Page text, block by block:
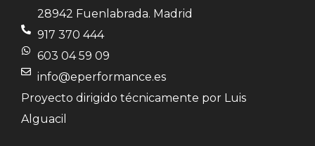
28942 Fuenlabrada. Madrid
917 370 444
603 04 59 09
info@eperformance.es
Proyecto dirigido técnicamente por Luis
Alguacil